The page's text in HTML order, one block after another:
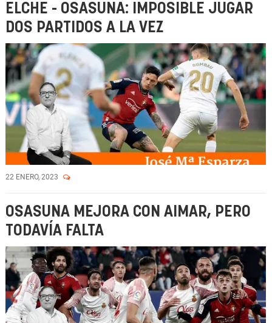
ELCHE - OSASUNA: IMPOSIBLE JUGAR
DOS PARTIDOS A LA VEZ
22 ENERO, 2023
OSASUNA MEJORA CON AIMAR, PERO
TODAVÍA FALTA